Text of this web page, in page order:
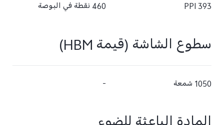
393 PPI 460 نقطة في البوصة‬
سطوع الشاشة (قيمة HBM)
1050 شمعة -